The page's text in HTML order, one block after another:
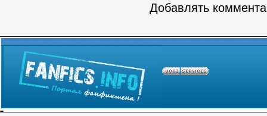
Добавлять